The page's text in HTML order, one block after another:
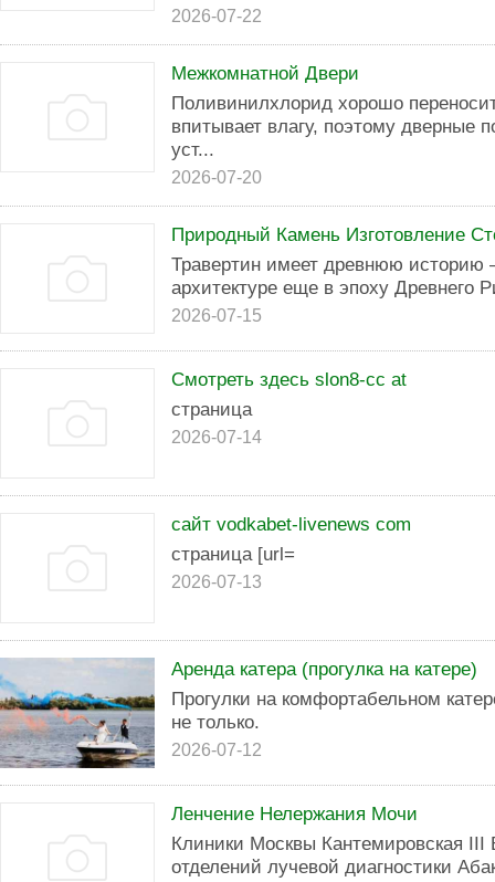
2026-07-22
Межкомнатной Двери
Поливинилхлорид хорошо
впитывает влагу, поэтому дверные
уст...
2026-07-20
Природный Камень Изготовление
Травертин имеет древнюю историю
архитектуре еще в эпоху Древнего
2026-07-15
Смотреть здесь slon8-cc at
страница
2026-07-14
сайт vodkabet-livenews com
страница [url=
2026-07-13
Аренда катера (прогулка на катере)
Прогулки на комфортабельном
не только.
2026-07-12
Ленчение Нелержания Мочи
Клиники Москвы Кантемировская III
отделений лучевой диагностики